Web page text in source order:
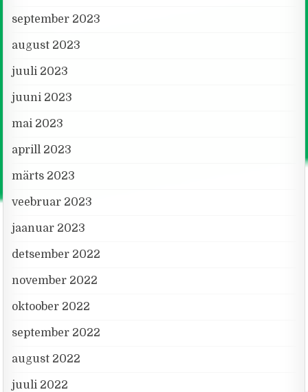
september 2023
august 2023
juuli 2023
juuni 2023
mai 2023
aprill 2023
märts 2023
veebruar 2023
jaanuar 2023
detsember 2022
november 2022
oktoober 2022
september 2022
august 2022
juuli 2022